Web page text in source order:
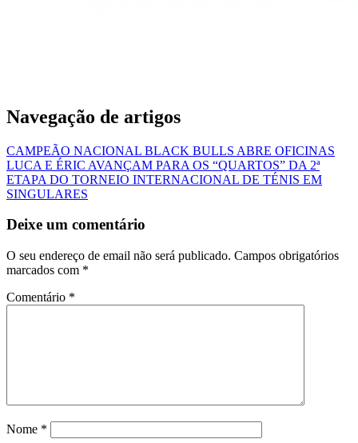
Navegação de artigos
CAMPEÃO NACIONAL BLACK BULLS ABRE OFICINAS
LUCA E ÉRIC AVANÇAM PARA OS “QUARTOS” DA 2ª
ETAPA DO TORNEIO INTERNACIONAL DE TÉNIS EM
SINGULARES
Deixe um comentário
O seu endereço de email não será publicado. Campos obrigatórios
marcados com *
Comentário *
Nome *